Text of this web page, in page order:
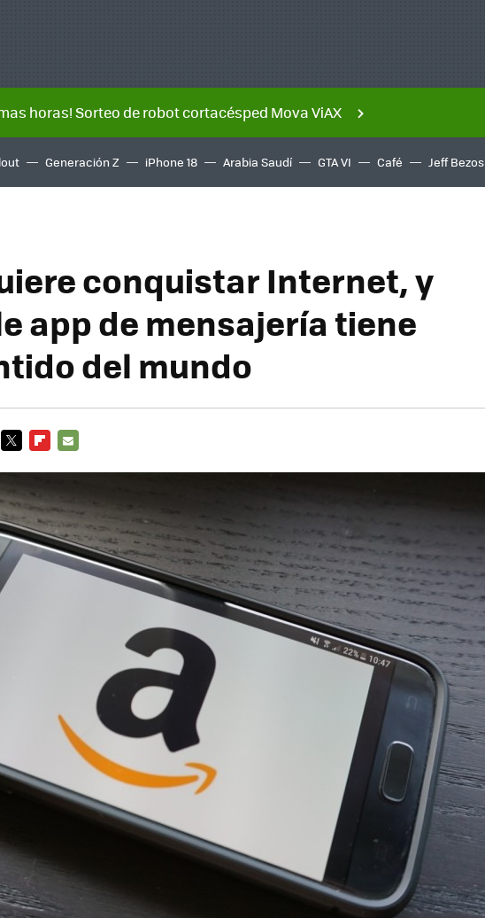
horas! Sorteo de robot cortacésped Mova ViAX
Generación Z iPhone 18 Arabia Saudí GTA VI Café Jeff Bezos
conquistar Internet, y
app de mensajería tiene
del mundo